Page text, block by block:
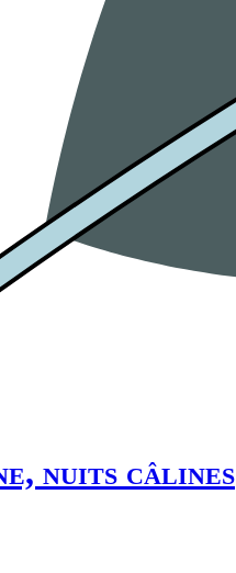
nuits câlines